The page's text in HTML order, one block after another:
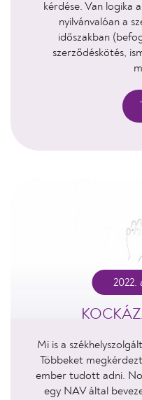
kérdése. Van logika
nyilvánvalóan a
időszakban
szerződéskötés,
Mi is a
Többeket
ember tudott adni.
egy NAV által
2022.